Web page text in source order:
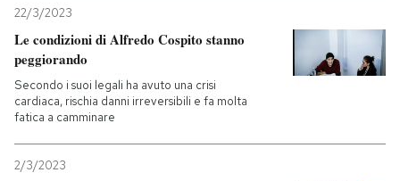
22/3/2023
Le condizioni di Alfredo Cospito stanno
peggiorando
Secondo i suoi legali ha avuto una crisi
cardiaca, rischia danni irreversibili e fa molta
fatica a camminare
2/3/2023